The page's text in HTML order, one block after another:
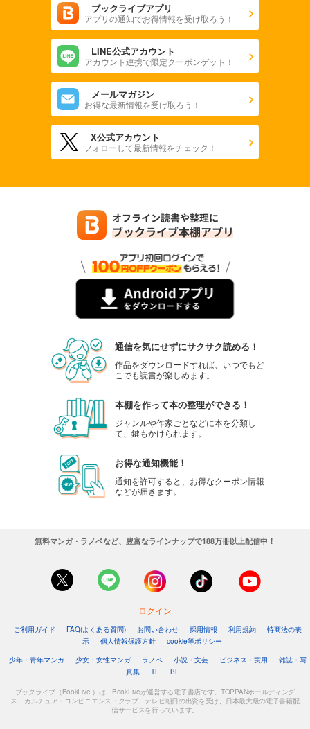
ブックライブアプリ
アプリの通知でお得情報を受け取ろう！
LINE公式アカウント
アカウント連携で限定クーポンゲット！
メールマガジン
お得な最新情報を受け取ろう！
X公式アカウント
フォローして最新情報をチェック！
通信を気にせずにサクサク読める！
作品をダウンロードすれば、いつでもど
こでも読書が楽しめます。
本棚を作って本の整理ができる！
ジャンルや作家ごとなどに本を分類し
て、鍵もかけられます。
お得な通知機能！
通知を許可すると、お得なクーポン情報
などが届きます。
無料マンガ・ラノベなど、豊富なラインナップで188万冊以上配信中！
ログイン
ご利用ガイド FAQ(よくある質問) お問い合わせ 採用情報 利用規約
特商法の表
示
個人情報保護方針
cookie等ポリシー
少年・青年マンガ
少女・女性マンガ ラノベ 小説・文芸 ビジネス・実用
雑誌・写
真集
TL BL
ブックライブ（BookLive!）は、BookLiveが運営する電子書店です。TOPPANホールディング
ス、カルチュア・コンビニエンス・クラブ、テレビ朝日の出資を受け、日本最大級の電子書籍配
信サービスを行っています。